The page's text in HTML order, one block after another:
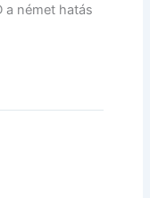
a német hatás